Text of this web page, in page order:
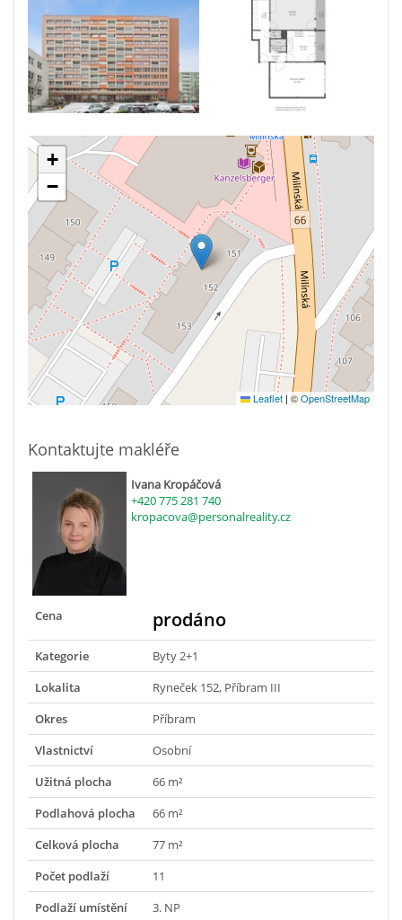
+
−
Leaflet | ©OpenStreetMap
Kontaktujte makléře
Ivana Kropáčová
+420 775 281 740
kropacova@personalreality.cz
Cena prodáno
Kategorie
Byty 2+1
Lokalita
Ryneček 152, Příbram III
Okres
Příbram
Vlastnictví
Osobní
Užitná plocha
66 m²
Podlahová plocha
66 m²
Celková plocha
77 m²
Počet podlaží
11
Podlaží umístění
3. NP